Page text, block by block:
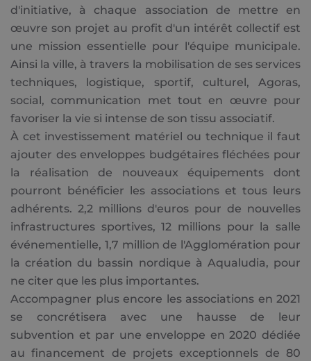
d'initiative, à chaque association de mettre en
œuvre son projet au profit d'un intérêt collectif est
une mission essentielle pour l'équipe municipale.
Ainsi la ville, à travers la mobilisation de ses services
techniques, logistique, sportif, culturel, Agoras,
social, communication met tout en œuvre pour
favoriser la vie si intense de son tissu associatif.
À cet investissement matériel ou technique il faut
ajouter des enveloppes budgétaires fléchées pour
la réalisation de nouveaux équipements dont
pourront bénéficier les associations et tous leurs
adhérents. 2,2 millions d'euros pour de nouvelles
infrastructures sportives, 12 millions pour la salle
événementielle, 1,7 million de l'Agglomération pour
la création du bassin nordique à Aqualudia, pour
ne citer que les plus importantes.
Accompagner plus encore les associations en 2021
se concrétisera avec une hausse de leur
subvention et par une enveloppe en 2020 dédiée
au financement de projets exceptionnels de 80